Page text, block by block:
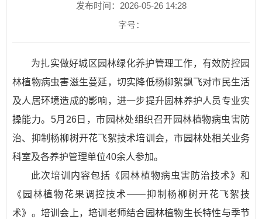
发布时间：2026-05-26 14:28
字号：
为扎实做好城区园林绿化养护管理工作，有效防控园
林植物病虫害滋生蔓延，切实降低杨柳絮飘飞对市民生活
及人居环境造成的影响，进一步提升园林养护人员专业实
操能力。5月26日，市园林处组织召开园林植物病虫害防
治、抑制杨柳树开花飞絮技术培训会，市园林处相关业务
科室及各养护管理单位40余人参加。
此次培训内容包括《园林植物病虫害防治技术》和
《园林植物花果调控技术——抑制杨柳树开花飞絮技
术》。培训会上，培训老师结合园林植物生长特性与季节